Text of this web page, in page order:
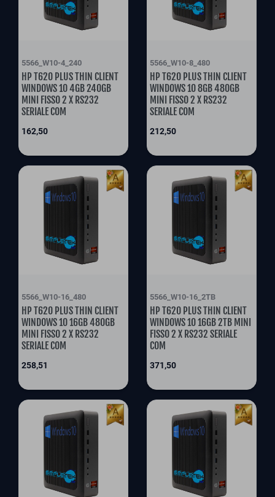
5566_W10-4_240
HP T620 PLUS THIN CLIENT
WINDOWS 10 4GB 240GB
MINI FISSO 2 X RS232
SERIALE COM
Prix
162,50
5566_W10-8_480
HP T620 PLUS THIN CLIENT
WINDOWS 10 8GB 480GB
MINI FISSO 2 X RS232
SERIALE COM
Prix
212,50
5566_W10-16_480
HP T620 PLUS THIN CLIENT
WINDOWS 10 16GB 480GB
MINI FISSO 2 X RS232
SERIALE COM
Prix
258,51
5566_W10-16_2TB
HP T620 PLUS THIN CLIENT
WINDOWS 10 16GB 2TB MINI
FISSO 2 X RS232 SERIALE
COM
Prix
371,50